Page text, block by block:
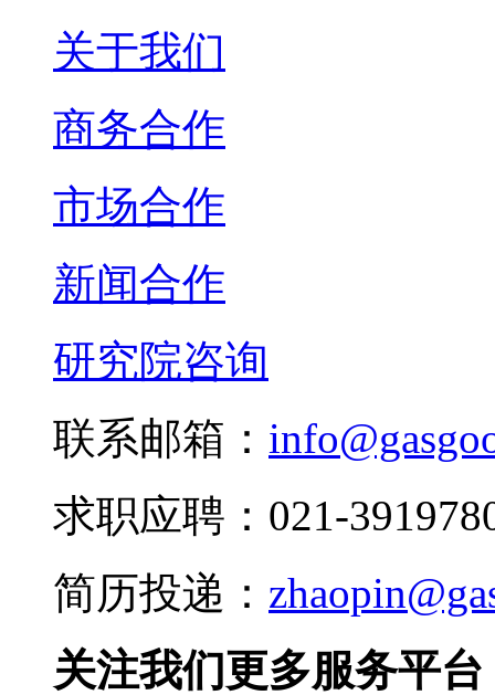
关于我们
商务合作
市场合作
新闻合作
研究院咨询
联系邮箱：
求职应聘：021-
简历投递：
关注我们更多服务平台